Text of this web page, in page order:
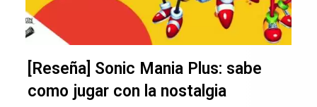
[Reseña] Sonic Mania Plus: sabe
como jugar con la nostalgia